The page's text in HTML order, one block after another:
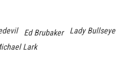
Ed Brubaker
Lady Bullseye
Lark